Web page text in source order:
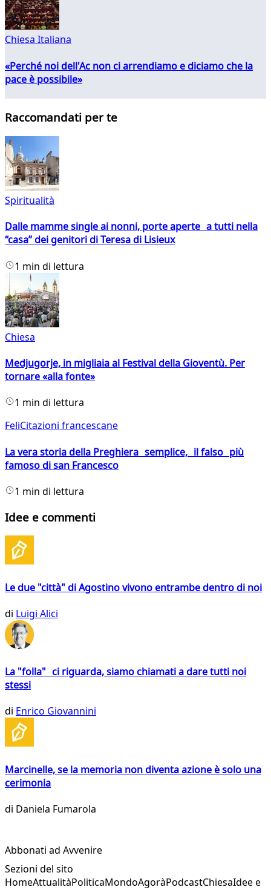
Chiesa Italiana
«Perché noi dell'Ac non ci arrendiamo e diciamo che la
pace è possibile»
Raccomandati per te
Spiritualità
Dalle mamme single ai nonni, porte aperte a tutti nella
“casa” dei genitori di Teresa di Lisieux
1 min di lettura
Chiesa
Medjugorje, in migliaia al Festival della Gioventù. Per
tornare «alla fonte»
1 min di lettura
FeliCitazioni francescane
La vera storia della Preghiera semplice, il falso più
famoso di san Francesco
1 min di lettura
Idee e commenti
Le due "città" di Agostino vivono entrambe dentro di noi
di Luigi Alici
La "folla" ci riguarda, siamo chiamati a dare tutti noi
stessi
di Enrico Giovannini
Marcinelle, se la memoria non diventa azione è solo una
cerimonia
di Daniela Fumarola
Abbonati ad Avvenire
Sezioni del sito
HomeAttualitàPoliticaMondoAgoràPodcastChiesaIdee e